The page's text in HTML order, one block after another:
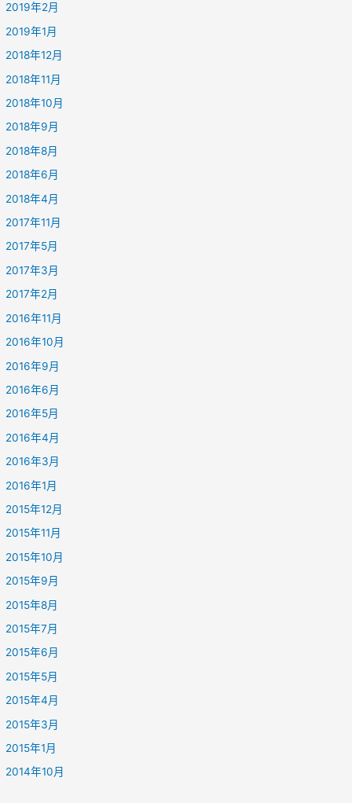
2019年2月
2019年1月
2018年12月
2018年11月
2018年10月
2018年9月
2018年8月
2018年6月
2018年4月
2017年11月
2017年5月
2017年3月
2017年2月
2016年11月
2016年10月
2016年9月
2016年6月
2016年5月
2016年4月
2016年3月
2016年1月
2015年12月
2015年11月
2015年10月
2015年9月
2015年8月
2015年7月
2015年6月
2015年5月
2015年4月
2015年3月
2015年1月
2014年10月